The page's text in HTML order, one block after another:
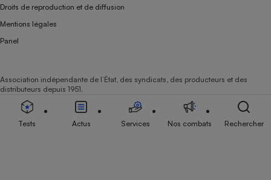
Droits de reproduction et de diffusion
Mentions légales
Panel
Association indépendante de l’État, des syndicats, des producteurs et des
distributeurs depuis 1951.
Tests Actus Services Nos combats Rechercher